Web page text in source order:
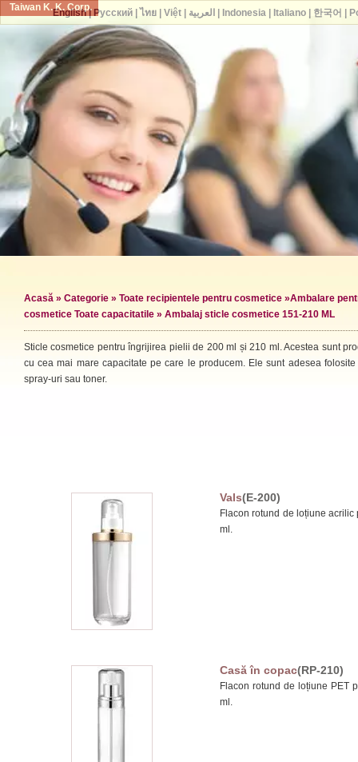
Taiwan K. K. Corp.
Acasă » Categorie » Toate recipientele pentru cosmetice »Ambalare
cosmetice Toate capacitatile » Ambalaj sticle cosmetice 151-210 ML
Sticle cosmetice pentru îngrijirea pielii de 200 ml și 210 ml. Acestea sunt
cu cea mai mare capacitate pe care le producem. Ele sunt adesea folosite
spray-uri sau toner.
Vals(E-200)
Flacon rotund de loțiune
ml.
Casă în copac(RP-210)
Flacon rotund de loțiune PET
ml.
English| Русский| ไทย| Việt| العربية Indonesia| Italiano| 한국어